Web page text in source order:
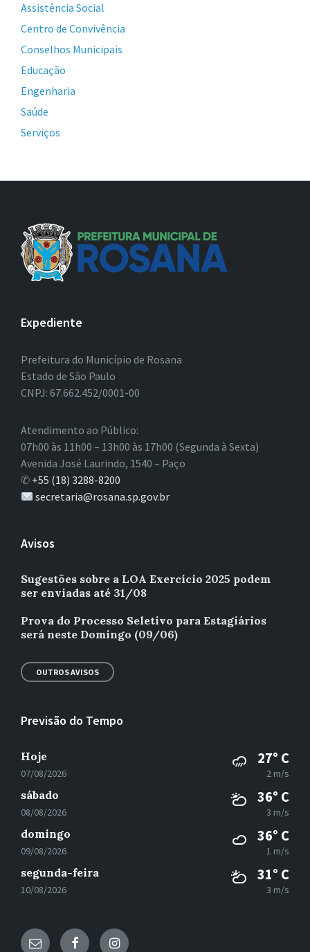
Assistência Social
Centro de Convivência
Conselhos Municipais
Educação
Engenharia
Saúde
Serviços
Expediente
Prefeitura do Município de Rosana
Estado de São Paulo
CNPJ: 67.662.452/0001-00
Atendimento ao Público:
07h00 às 11h00 – 13h00 às 17h00 (Segunda à Sexta)
Avenida José Laurindo, 1540 – Paço
✆ +55 (18) 3288-8200
secretaria@rosana.sp.gov.br
Avisos
Sugestões sobre a LOA Exercício 2025 podem
ser enviadas até 31/08
Prova do Processo Seletivo para Estagiários
será neste Domingo (09/06)
OUTROS AVISOS
Previsão do Tempo
Hoje
07/08/2026
27° C
2 m/s
sábado
08/08/2026
36° C
3 m/s
domingo
09/08/2026
36° C
1 m/s
segunda-feira
10/08/2026
31° C
3 m/s
E- FacebookInstagram